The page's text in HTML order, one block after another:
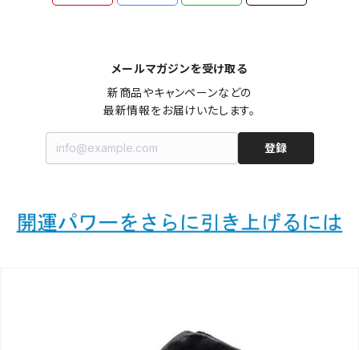
メールマガジンを受け取る
新商品やキャンペーンなどの
最新情報をお届けいたします。
登録